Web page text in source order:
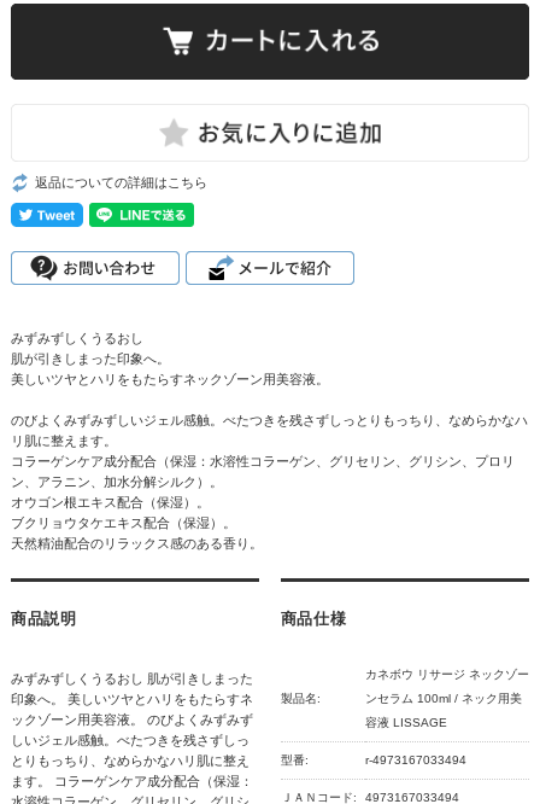
返品についての詳細はこちら
みずみずしくうるおし
肌が引きしまった印象へ。
美しいツヤとハリをもたらすネックゾーン用美容液。
のびよくみずみずしいジェル感触。べたつきを残さずしっとりもっちり、なめらかなハ
リ肌に整えます。
コラーゲンケア成分配合（保湿：水溶性コラーゲン、グリセリン、グリシン、プロリ
ン、アラニン、加水分解シルク）。
オウゴン根エキス配合（保湿）。
ブクリョウタケエキス配合（保湿）。
天然精油配合のリラックス感のある香り。
商品説明
みずみずしくうるおし 肌が引きしまった
印象へ。 美しいツヤとハリをもたらすネ
ックゾーン用美容液。 のびよくみずみず
しいジェル感触。べたつきを残さずしっ
とりもっちり、なめらかなハリ肌に整え
ます。 コラーゲンケア成分配合（保湿：
水溶性コラーゲン、グリセリン、グリシ
商品仕様
製品名:
カネボウ リサージ ネックゾー
ンセラム 100ml / ネック用美
容液 LISSAGE
型番: r-4973167033494
ＪＡＮコード: 4973167033494